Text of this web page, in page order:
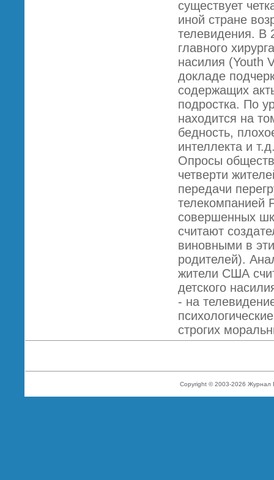
существует
иной стране
телевидения. В
главного
насилия (Youth
докладе
содержащих
подростка. По
находится на
бедность,
интеллекта и
Опросы
четверти
передачи
телекомпанией
совершенных
считают
виновными в
родителей).
жители США
детского
- на
строгих
Copyright © 2003-2026 Журнал